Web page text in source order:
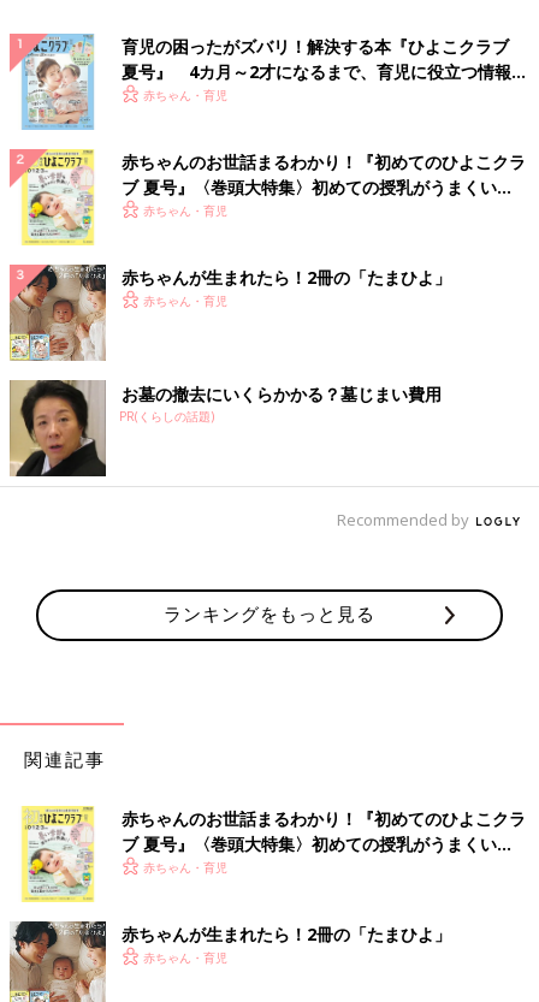
白いラベルの「シトラスオーチャード」（420ml 900円）は、オ
レンジをはじめとする4つの柑橘をブレンドした、フレッシュで
さわやかな香り。ヨモギやビワ葉など、保湿や抗炎症作用が期待
できる10種の野草成分を配合しています。乾燥や湿疹が気になる
肌に。
成分の96％が天然由来。8つの合成成分不使用で子
どもの肌にもやさしい♪
10種類の野草の力をしっかりと感じられるよう、そのほかの成分
は石けんをベースに天然由来のもののみを使用。さっぱりつるつ
石油系界面活性剤、合成香料、合成着色料など8つの合成成分を
一切使っていないのもポイント。デリケートな子どもの肌にも安
心して使えます。
育児の困ったがズバリ！解決する本『ひよこクラブ
夏号』 4カ月～2才になるまで、育児に役立つ情報が
いっぱい！
赤ちゃん・育児
赤ちゃんのお世話まるわかり！『初めてのひよこクラ
ブ 夏号』〈巻頭大特集〉初めての授乳がうまくい
く！ おっぱい・ミルクの基本と夏のトラブル 解決テ
赤ちゃん・育児
赤ちゃんが生まれたら！2冊の「たまひよ」
赤ちゃん・育児
お墓の撤去にいくらかかる？墓じまい費用
PR(くらしの話題)
Recommended by
ランキングをもっと見る
関連記事
赤ちゃんのお世話まるわかり！『初めてのひよこクラ
ブ 夏号』〈巻頭大特集〉初めての授乳がうまくい
く！ おっぱい・ミルクの基本と夏のトラブル 解決テ
赤ちゃん・育児
赤ちゃんが生まれたら！2冊の「たまひよ」
赤ちゃん・育児